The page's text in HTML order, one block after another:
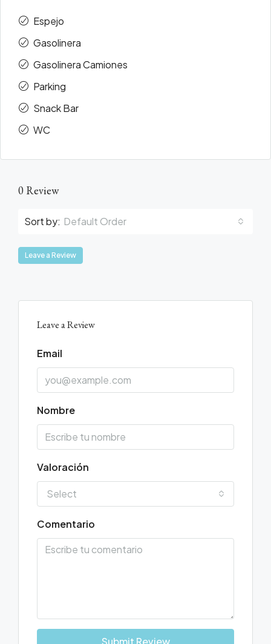
Espejo
Gasolinera
Gasolinera Camiones
Parking
Snack Bar
WC
0 Review
Sort by: Default Order
Leave a Review
Leave a Review
Email
Nombre
Valoración
Select
Comentario
Submit Review